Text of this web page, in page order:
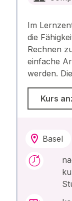
Im
die
Rechnen
einfache
werden.
Kurs
Basel